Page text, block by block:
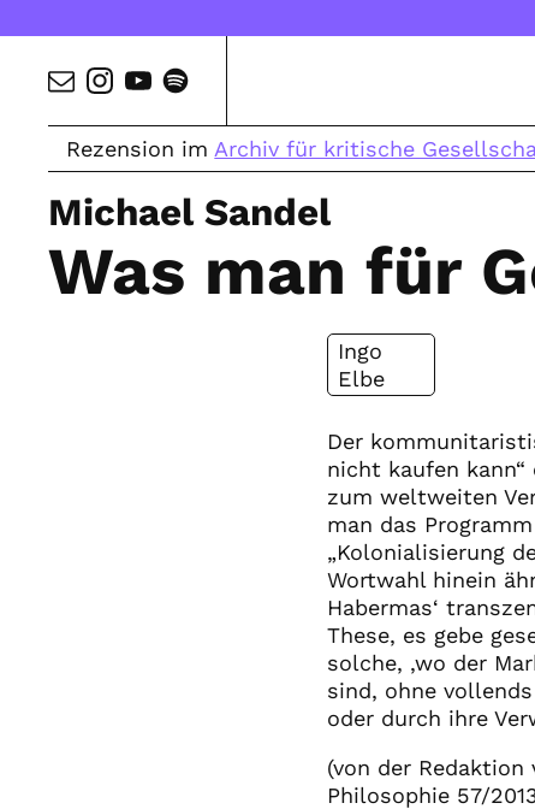
Rezension im Archiv für kritische
Michael Sandel
Was man für
Ingo
Elbe
Der
nicht kaufen
zum weltweiten
man das
„Kolonialisierung
Wortwahl hinein
Habermas‘
These, es gebe
solche, ‚wo der
sind, ohne
oder durch ihre
(von der
Philosophie 57/